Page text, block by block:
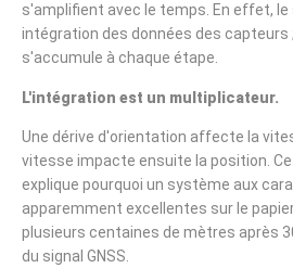
s'amplifient avec le temps. En effet,
intégration des données des capteurs
s'accumule à chaque étape.
L'intégration est un multiplicateur.
Une dérive d'orientation affecte la
vitesse impacte ensuite la position.
explique pourquoi un système aux
apparemment excellentes sur le
plusieurs centaines de mètres après
du signal GNSS.